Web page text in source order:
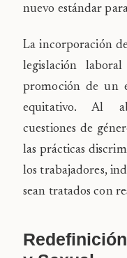
nuevo estándar
La incorporación
legislación
promoción de un
equitativo. Al
cuestiones de
las prácticas
los trabajadores,
sean tratados con